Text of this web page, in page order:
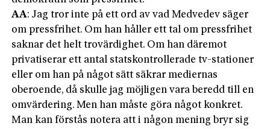
AA: Jag tror inte på ett ord av vad Medvedev säger
om pressfrihet. Om han håller ett tal om pressfrihet
saknar det helt trovärdighet. Om han däremot
privatiserar ett antal statskontrollerade tv-stationer
eller om han på något sätt säkrar mediernas
oberoende, då skulle jag möjligen vara beredd till en
omvärdering. Men han måste göra något konkret.
Man kan förstås notera att i någon mening bryr sig